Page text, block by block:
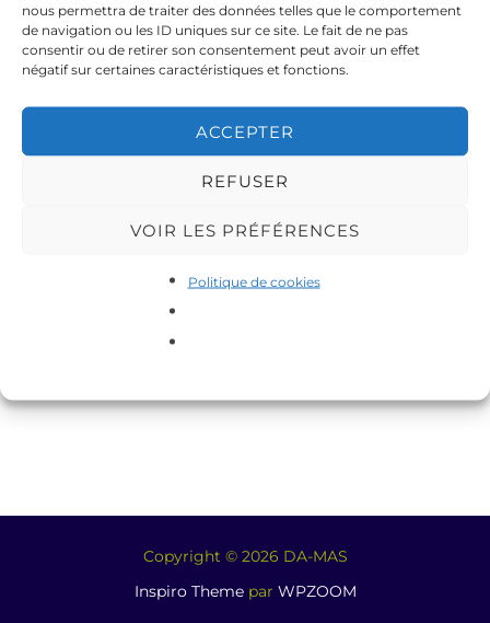
nous permettra de traiter des données telles que le comportement
de navigation ou les ID uniques sur ce site. Le fait de ne pas
consentir ou de retirer son consentement peut avoir un effet
négatif sur certaines caractéristiques et fonctions.
ACCEPTER
REFUSER
VOIR LES PRÉFÉRENCES
Politique de cookies
Copyright © 2026 DA-MAS
Inspiro Themepar WPZOOM